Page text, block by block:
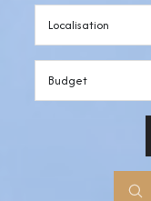
Budget